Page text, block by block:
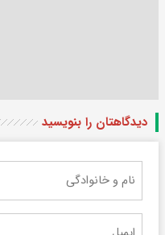
دیدگاهتان را بنویسید